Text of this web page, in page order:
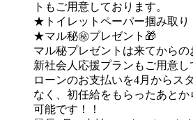
トもご用意しております。
★トイレットペーパー掴み取り
★マル秘㊙️プレゼント🎁
マル秘プレゼントは来てからの
新社会人応援プランもご用意し
ローンのお支払いを4月からス
なく、初任給をもらったあと
可能です！！